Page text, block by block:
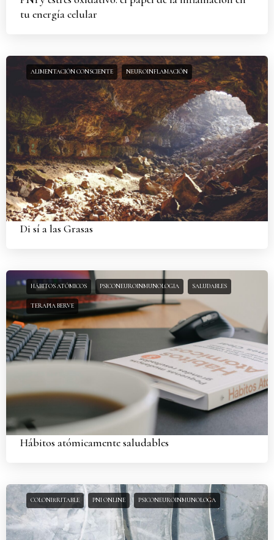
tu energía celular
ALIMENTACIÓN CONSCIENTE NEUROINFLAMACIÓN
Di sí a las Grasas
HÁBITOS ATÓMICOS PSICONEUROINMUNOLOGIA SALUDABLES
TERAPIA BERVE
Hábitos atómicamente saludables
COLONIRRITABLE PNI ONLINE PSICONEUROINMUNOLOGA